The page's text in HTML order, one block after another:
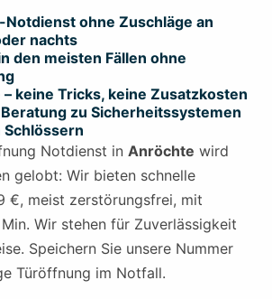
ohne Zuschläge an
nachts
den meisten Fällen ohne
– keine Tricks, keine Zusatzkosten
zu Sicherheitssystemen
Notdienst in Anröchte wird
gelobt: Wir bieten schnelle
€, meist zerstörungsfrei, mit
Wir stehen für Zuverlässigkeit
Speichern Sie unsere Nummer
Türöffnung im Notfall.